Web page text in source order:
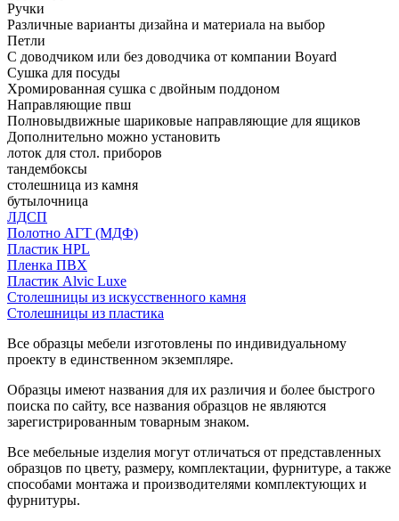
Ручки
Различные варианты дизайна и материала на выбор
Петли
С доводчиком или без доводчика от компании Boyard
Сушка для посуды
Хромированная сушка с двойным поддоном
Направляющие пвш
Полновыдвижные шариковые направляющие для ящиков
Дополнительно можно установить
лоток для стол. приборов
тандембоксы
столешница из камня
бутылочница
ЛДСП
Полотно АГТ (МДФ)
Пластик HPL
Пленка ПВХ
Пластик Alvic Luxe
Столешницы из искусственного камня
Столешницы из пластика
Все образцы мебели изготовлены по индивидуальному
проекту в единственном экземпляре.
Образцы имеют названия для их различия и более быстрого
поиска по сайту, все названия образцов не являются
зарегистрированным товарным знаком.
Все мебельные изделия могут отличаться от представленных
образцов по цвету, размеру, комплектации, фурнитуре, а также
способами монтажа и производителями комплектующих и
фурнитуры.